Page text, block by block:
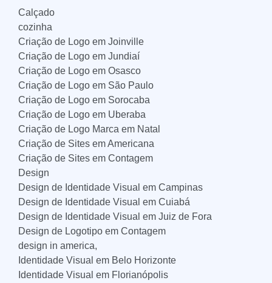
Calçado
cozinha
Criação de Logo em Joinville
Criação de Logo em Jundiaí
Criação de Logo em Osasco
Criação de Logo em São Paulo
Criação de Logo em Sorocaba
Criação de Logo em Uberaba
Criação de Logo Marca em Natal
Criação de Sites em Americana
Criação de Sites em Contagem
Design
Design de Identidade Visual em Campinas
Design de Identidade Visual em Cuiabá
Design de Identidade Visual em Juiz de Fora
Design de Logotipo em Contagem
design in america,
Identidade Visual em Belo Horizonte
Identidade Visual em Florianópolis